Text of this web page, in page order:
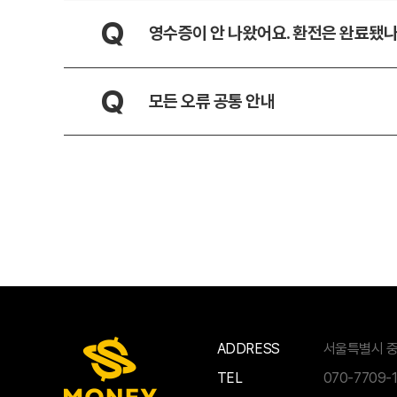
Q 영수증이 안 나왔어요. 환전은 완료됐
Q 모든 오류 공통 안내
ADDRESS
서울특별시
TEL
070-7709-